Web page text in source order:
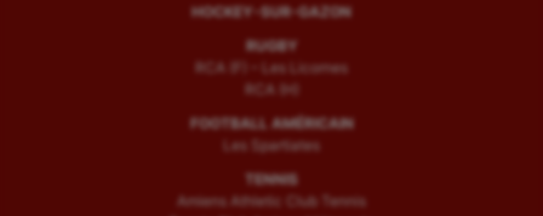
HOCKEY-SUR-GAZON
RUGBY
RCA (F) – Les Licornes
RCA (H)
FOOTBALL AMÉRICAIN
Les Spartiates
TENNIS
Amiens Athletic Club Tennis